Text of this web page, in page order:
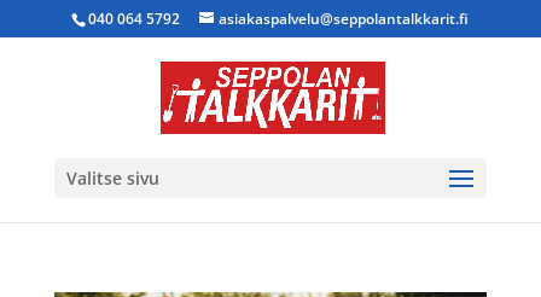
040 064 5792 asiakaspalvelu@seppolantalkkarit.fi
Valitse sivu